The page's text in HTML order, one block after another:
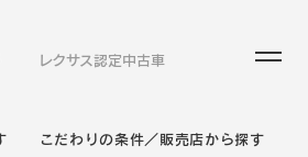
レクサス認定中古車
こだわりの条件／販売店から探す